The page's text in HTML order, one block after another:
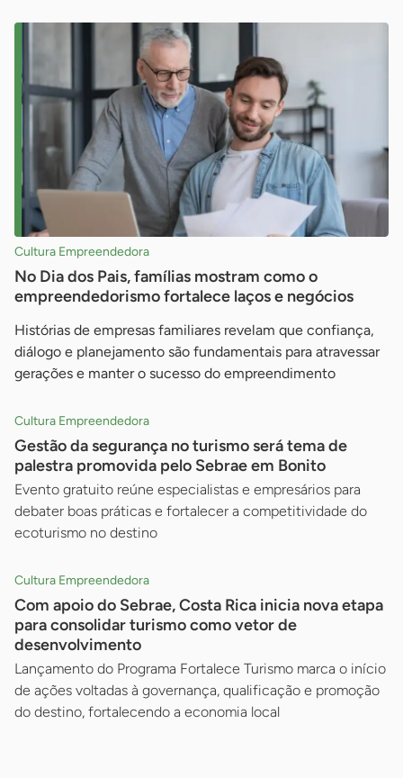
Cultura Empreendedora
No Dia dos Pais, famílias mostram como o
empreendedorismo fortalece laços e negócios
Histórias de empresas familiares revelam que confiança,
diálogo e planejamento são fundamentais para atravessar
gerações e manter o sucesso do empreendimento
Cultura Empreendedora
Gestão da segurança no turismo será tema de
palestra promovida pelo Sebrae em Bonito
Evento gratuito reúne especialistas e empresários para
debater boas práticas e fortalecer a competitividade do
ecoturismo no destino
Cultura Empreendedora
Com apoio do Sebrae, Costa Rica inicia nova etapa
para consolidar turismo como vetor de
desenvolvimento
Lançamento do Programa Fortalece Turismo marca o início
de ações voltadas à governança, qualificação e promoção
do destino, fortalecendo a economia local